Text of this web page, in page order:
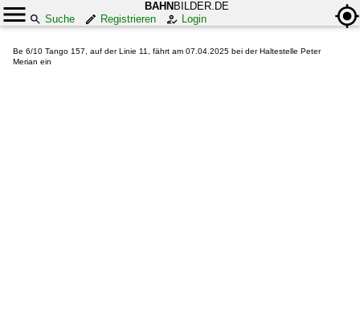
BAHN BILDER.DE
Suche
Registrieren Login
Be 6/10 Tango 157, auf der Linie 11, fährt am 07.04.2025 bei der Haltestelle Peter
Merian ein